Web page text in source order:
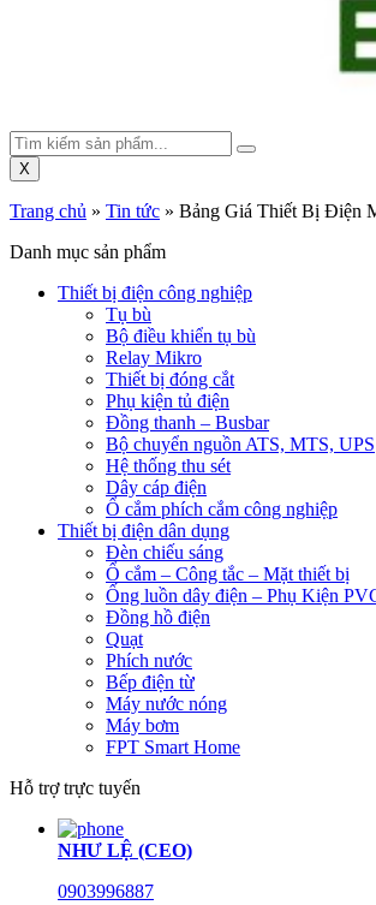
X
Trang chủ » Tin tức » Bảng Giá Thiết Bị Điện
Danh mục sản phẩm
Thiết bị điện công nghiệp
Tụ bù
Bộ điều khiển tụ bù
Relay Mikro
Thiết bị đóng cắt
Phụ kiện tủ điện
Đồng thanh – Busbar
Bộ chuyển nguồn ATS, MTS, UPS
Hệ thống thu sét
Dây cáp điện
Ổ cắm phích cắm công nghiệp
Thiết bị điện dân dụng
Đèn chiếu sáng
Ổ cắm – Công tắc – Mặt thiết bị
Ống luồn dây điện – Phụ Kiện
Đồng hồ điện
Quạt
Phích nước
Bếp điện từ
Máy nước nóng
Máy bơm
FPT Smart Home
Hỗ trợ trực tuyến
NHƯ LỆ (CEO)
0903996887